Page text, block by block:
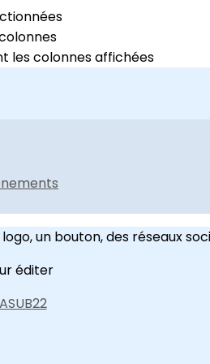
les colonnes affichées
un bouton, des réseaux
éditer